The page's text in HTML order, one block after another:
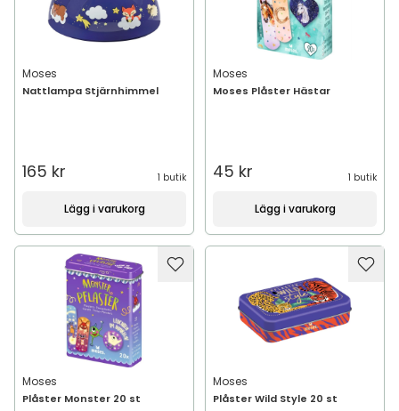
Moses
Nattlampa Stjärnhimmel
165 kr 1 butik
Lägg i varukorg
Moses
Moses Plåster Hästar
45 kr 1 butik
Lägg i varukorg
Moses
Plåster Monster 20 st
Moses
Plåster Wild Style 20 st